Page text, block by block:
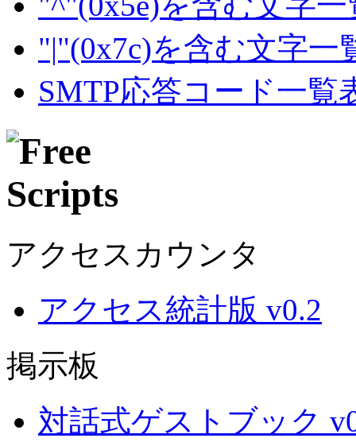
"|"(0x7c)を含む文字一
SMTP応答コード一覧
アクセスカウンタ
アクセス統計版 v0.2
掲示板
対話式ゲストブック